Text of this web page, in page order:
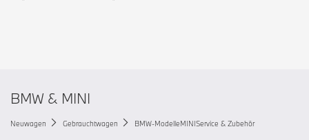
BMW & MINI
Neuwagen Gebrauchtwagen BMW-ModelleMINIService & Zubehör